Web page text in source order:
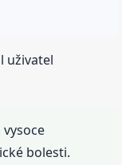
uživatel
bolesti.